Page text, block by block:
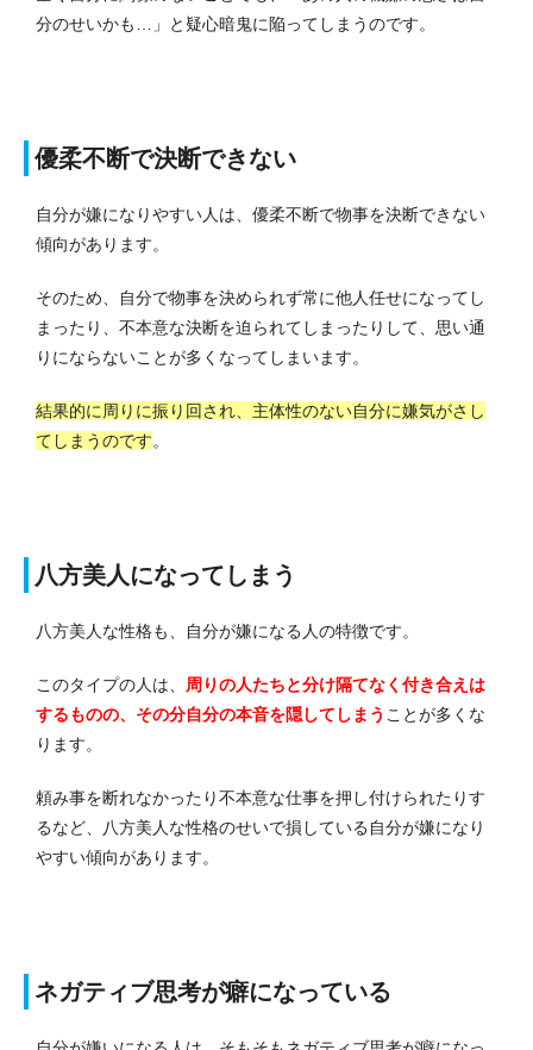
分のせいかも…」と疑心暗鬼に陥ってしまうのです。
優柔不断で決断できない
自分が嫌になりやすい人は、優柔不断で物事を決断できない
傾向があります。
そのため、自分で物事を決められず常に他人任せになってし
まったり、不本意な決断を迫られてしまったりして、思い通
りにならないことが多くなってしまいます。
結果的に周りに振り回され、主体性のない自分に嫌気がさし
てしまうのです。
八方美人になってしまう
八方美人な性格も、自分が嫌になる人の特徴です。
このタイプの人は、 周りの人たちと分け隔てなく付き合えは
するものの、その分自分の本音を隠してしまう ことが多くな
ります。
頼み事を断れなかったり不本意な仕事を押し付けられたりす
るなど、八方美人な性格のせいで損している自分が嫌になり
やすい傾向があります。
ネガティブ思考が癖になっている